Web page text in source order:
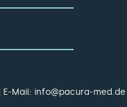
| E-Mail: info@pacura-med.de